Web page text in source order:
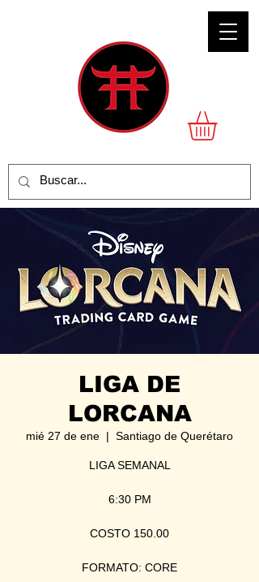
LIGA DE
LORCANA
mié 27 de ene
  |
Santiago de Querétaro
LIGA SEMANAL
6:30 PM
COSTO 150.00
FORMATO: CORE